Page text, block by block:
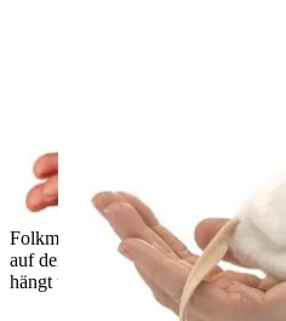
Folkmanis Fingerpuppe mini
auf dem Finger eines Kindes,
hängt über den Arm